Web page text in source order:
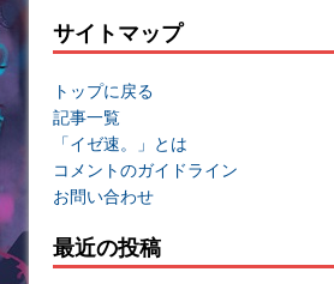
サイトマップ
トップに戻る
記事一覧
「イゼ速。」とは
コメントのガイドライン
お問い合わせ
最近の投稿